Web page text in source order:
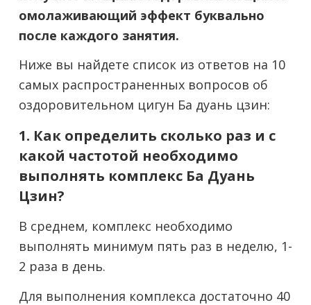
омолаживающий эффект буквально
после каждого занятия.
Ниже вы найдете список из ответов на 10
самых распространенных вопросов об
оздоровительном цигун Ба дуань цзин:
1. Как определить сколько раз и с
какой частотой необходимо
выполнять комплекс Ба Дуань
Цзин?
В среднем, комплекс необходимо
выполнять минимум пять раз в неделю, 1-
2 раза в день.
Для выполнения комплекса достаточно 40